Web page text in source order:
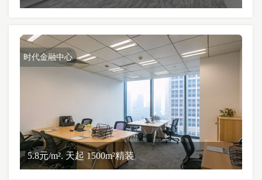
时代金融中心
5.8元/m². 天起 1500m²精装